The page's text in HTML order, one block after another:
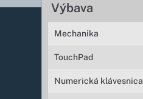
Výbava
Mechanika
TouchPad
Numerická klávesnica